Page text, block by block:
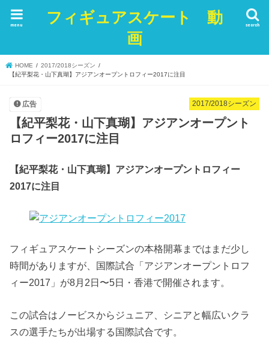
フィギュアスケート 動
画
search
menu
HOME
2017/2018シーズン
【紀平梨花・山下真瑚】アジアンオープントロフィー2017に注目
2017/2018シーズン
広告
【紀平梨花・山下真瑚】アジアンオープント
ロフィー2017に注目
【紀平梨花・山下真瑚】アジアンオープントロフィー
2017に注目
フィギュアスケートシーズンの本格開幕まではまだ少し
時間がありますが、国際試合「アジアンオープントロフ
ィー2017」が8月2日〜5日・香港で開催されます。
この試合はノービスからジュニア、シニアと幅広いクラ
スの選手たちが出場する国際試合です。